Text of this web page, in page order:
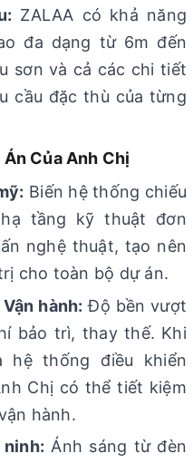
ZALAA có khả năng
đa dạng từ 6m đến
sơn và cả các chi tiết
cầu đặc thù của từng
Của Anh Chị
Biến hệ thống chiếu
tầng kỹ thuật đơn
nghệ thuật, tạo nên
cho toàn bộ dự án.
hành: Độ bền vượt
bảo trì, thay thế. Khi
hệ thống điều khiển
Chị có thể tiết kiệm
hành.
Ánh sáng từ đèn